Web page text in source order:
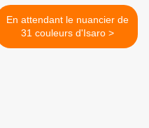
En attendant le nuancier de
31 couleurs d'Isaro >